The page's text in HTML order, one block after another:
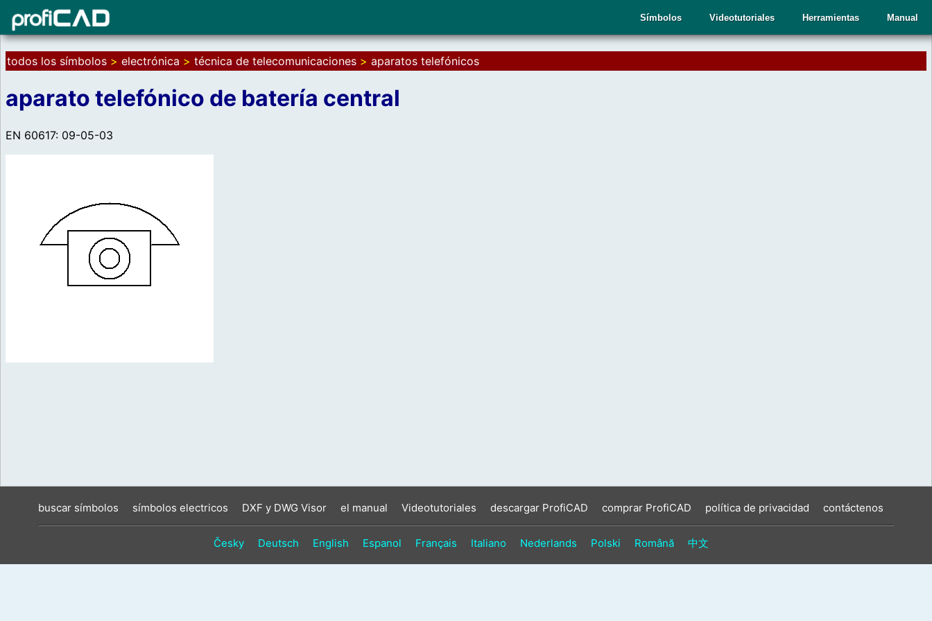
Manual
Herramientas
Videotutoriales
Símbolos
todos los símbolos > electrónica > técnica de telecomunicaciones > aparatos telefónicos
aparato telefónico de batería central
EN 60617: 09-05-03
buscar símbolos símbolos electricos DXF y DWG Visor el manual Videotutoriales descargar ProfiCAD comprar ProfiCAD política de privacidad contáctenos
Česky Deutsch English Espanol Français Italiano Nederlands Polski Română 中文